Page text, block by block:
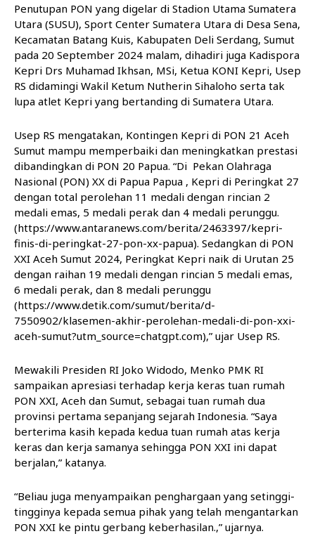
Penutupan PON yang digelar di Stadion Utama Sumatera
Utara (SUSU), Sport Center Sumatera Utara di Desa Sena,
Kecamatan Batang Kuis, Kabupaten Deli Serdang, Sumut
pada 20 September 2024 malam, dihadiri juga Kadispora
Kepri Drs Muhamad Ikhsan, MSi, Ketua KONI Kepri, Usep
RS didamingi Wakil Ketum Nutherin Sihaloho serta tak
lupa atlet Kepri yang bertanding di Sumatera Utara.
Usep RS mengatakan, Kontingen Kepri di PON 21 Aceh
Sumut mampu memperbaiki dan meningkatkan prestasi
dibandingkan di PON 20 Papua. “Di Pekan Olahraga
Nasional (PON) XX di Papua Papua , Kepri di Peringkat 27
dengan total perolehan 11 medali dengan rincian 2
medali emas, 5 medali perak dan 4 medali perunggu.
(https://www.antaranews.com/berita/2463397/kepri-
finis-di-peringkat-27-pon-xx-papua). Sedangkan di PON
XXI Aceh Sumut 2024, Peringkat Kepri naik di Urutan 25
dengan raihan 19 medali dengan rincian 5 medali emas,
6 medali perak, dan 8 medali perunggu
(https://www.detik.com/sumut/berita/d-
7550902/klasemen-akhir-perolehan-medali-di-pon-xxi-
aceh-sumut?utm_source=chatgpt.com),” ujar Usep RS.
Mewakili Presiden RI Joko Widodo, Menko PMK RI
sampaikan apresiasi terhadap kerja keras tuan rumah
PON XXI, Aceh dan Sumut, sebagai tuan rumah dua
provinsi pertama sepanjang sejarah Indonesia. “Saya
berterima kasih kepada kedua tuan rumah atas kerja
keras dan kerja samanya sehingga PON XXI ini dapat
berjalan,” katanya.
“Beliau juga menyampaikan penghargaan yang setinggi-
tingginya kepada semua pihak yang telah mengantarkan
PON XXI ke pintu gerbang keberhasilan.,” ujarnya.